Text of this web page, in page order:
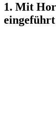
1. Mit
eingeführt